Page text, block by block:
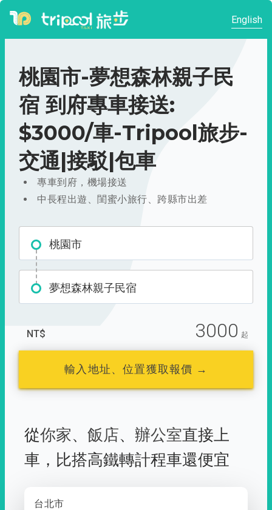
English
桃園市-夢想森林親子民
宿 到府專車接送:
$3000/車-Tripool旅步-
交通|接駁|包車
專車到府，機場接送
中長程出遊、閨蜜小旅行、跨縣市出差
桃園市
夢想森林親子民宿
NT$ 3000 起
輸入地址、位置獲取報價 →
從你家、 飯店、 辦公室直接上
車， 比搭高鐵轉計程車還便宜
台北市